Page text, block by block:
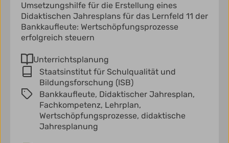
Umsetzungshilfe für die Erstellung eines
Didaktischen Jahresplans für das Lernfeld 11 der
Bankkaufleute: Wertschöpfungsprozesse
erfolgreich steuern
Unterrichtsplanung
Staatsinstitut für Schulqualität und
Bildungsforschung (ISB)
Bankkaufleute, Didaktischer Jahresplan,
Fachkompetenz, Lehrplan,
Wertschöpfungsprozesse, didaktische
Jahresplanung